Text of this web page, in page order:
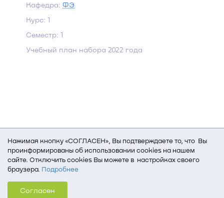
Нажимая кнопку «СОГЛАСЕН», Вы подтверждаете то, что Вы
проинформированы об использовании cookies на нашем
сайте. Отключить cookies Вы можете в настройках своего
браузера. Подробнее
Для того, чтобы мы могли качественно предоставить Вам
услуги, мы используем cookies, которые сохраняются
Согласен
Кафедра: ФЭ
Курс: 1
Семестр: 1
Учебный план набора 2022 года